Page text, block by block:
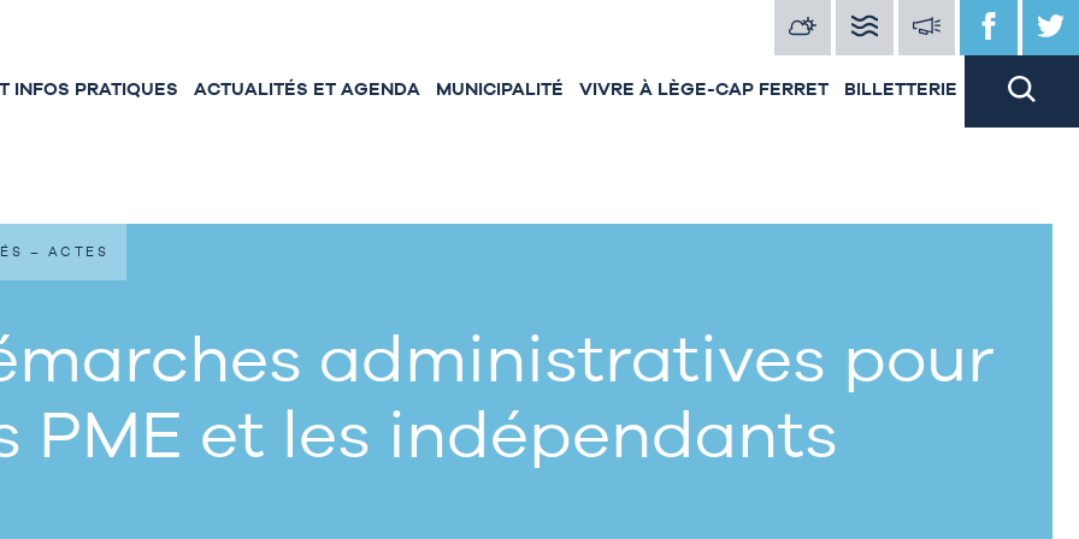
INFOS PRATIQUES ACTUALITÉS ET AGENDA MUNICIPALITÉ VIVRE À LÈGE-CAP FERRET BILLETTERIE
administratives pour
PME et les indépendants
– ACTES